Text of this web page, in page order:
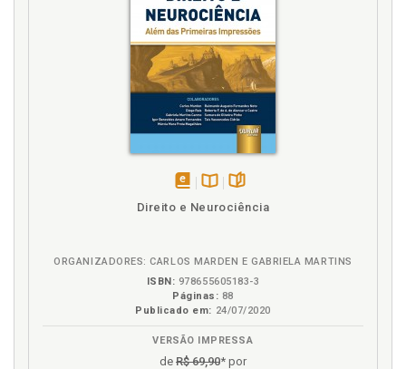
Introdução, p. 23
Jogador. Delineamento histórico da relação entre
clube e jogador de fute-bol, p. 27
Jogador. Negócio Direitos Econômicos entre clube e
ou jogador e outrem, p. 148
Jogador. Relação jurídica profissional entre clube e
Lei 9.615/98 (Lei Pelé), p. 133
Lex sportiva e lex publica do futebol, p. 41
Disponível
páginas
Direito e Neurociência
ORGANIZADORES: CARLOS MARDEN E GABRIELA MARTINS
ISBN: 978655605183-3
Páginas: 88
Publicado em: 24/07/2020
VERSÃO IMPRESSA
de R$ 69,90* por